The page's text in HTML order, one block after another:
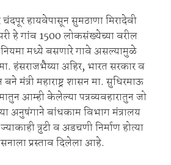
हायवेपासून सुमठाणा मिरादेवी
हे गांव 1500 लोकसंख्येच्या वरील
मध्ये बसणारे गावे असल्यामुळे
हंसराजभैय्या अहिर, भारत सरकार व
मंत्री महाराष्ट्र शासन मा. सुधिरमाऊ
आम्ही केलेल्या पत्रव्यवहारातुन जो
अनुषंगाने बांधकाम विभाग मंत्रालय
त्रुटी व अडचणी निर्माण होत्या
प्रस्ताव दिलेला आहे.